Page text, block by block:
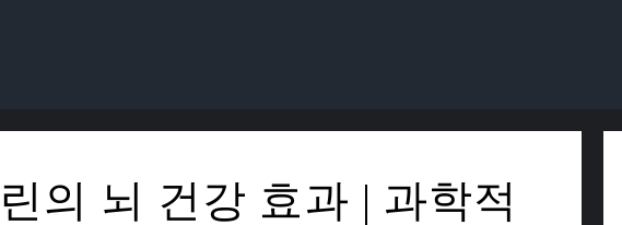
의 뇌 건강 효과 | 과학적